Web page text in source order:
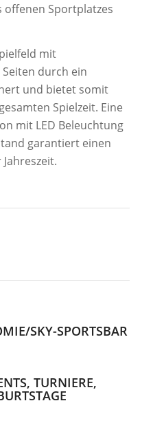
Sportplatzes
mit
durch ein
und bietet somit
Spielzeit. Eine
mit LED Beleuchtung
garantiert einen
SKY-SPORTSBAR
TURNIERE,